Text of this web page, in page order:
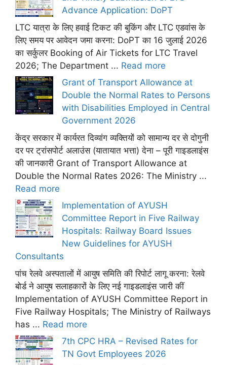
Advance Application: DoPT
LTC यात्रा के लिए हवाई टिकट की बुकिंग और LTC एडवांस के
लिए समय पर आवेदन जमा करना: DoPT का 16 जुलाई 2026
का सर्कुलर Booking of Air Tickets for LTC Travel
2026; The Department ... Read more
Grant of Transport Allowance at
Double the Normal Rates to Persons
with Disabilities Employed in Central
Government 2026
केंद्र सरकार में कार्यरत दिव्यांग व्यक्तियों को सामान्य दर से दोगुनी
दर पर ट्रांसपोर्ट अलाउंस (यातायात भत्ता) देना – पूरी गाइडलाइंस
की जानकारी Grant of Transport Allowance at
Double the Normal Rates 2026: The Ministry ...
Read more
Implementation of AYUSH
Committee Report in Five Railway
Hospitals: Railway Board Issues
New Guidelines for AYUSH
Consultants
पांच रेलवे अस्पतालों में आयुष समिति की रिपोर्ट लागू करना: रेलवे
बोर्ड ने आयुष सलाहकारों के लिए नई गाइडलाइंस जारी कीं
Implementation of AYUSH Committee Report in
Five Railway Hospitals; The Ministry of Railways
has ... Read more
7th CPC HRA – Revised Rates for
TN Govt Employees 2026